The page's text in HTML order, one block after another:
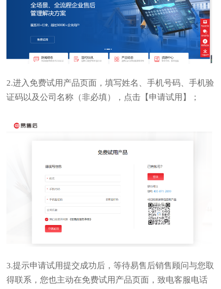
2.进入免费试用产品页面，填写姓名、手机号码、手机验
证码以及公司名称（非必填），点击【申请试用】；
3.提示申请试用提交成功后，等待易售后销售顾问与您取
得联系，您也主动在免费试用产品页面，致电客服电话